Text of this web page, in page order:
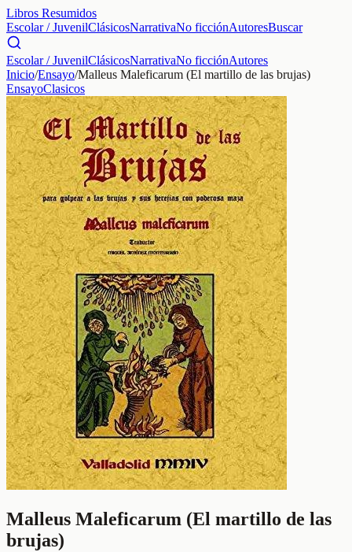
Libros Resumidos
Escolar / JuvenilClásicosNarrativaNo ficciónAutoresBuscar
Escolar / JuvenilClásicosNarrativaNo ficciónAutores
Inicio/Ensayo/Malleus Maleficarum (El martillo de las brujas)
EnsayoClasicos
Malleus Maleficarum (El martillo de las
brujas)